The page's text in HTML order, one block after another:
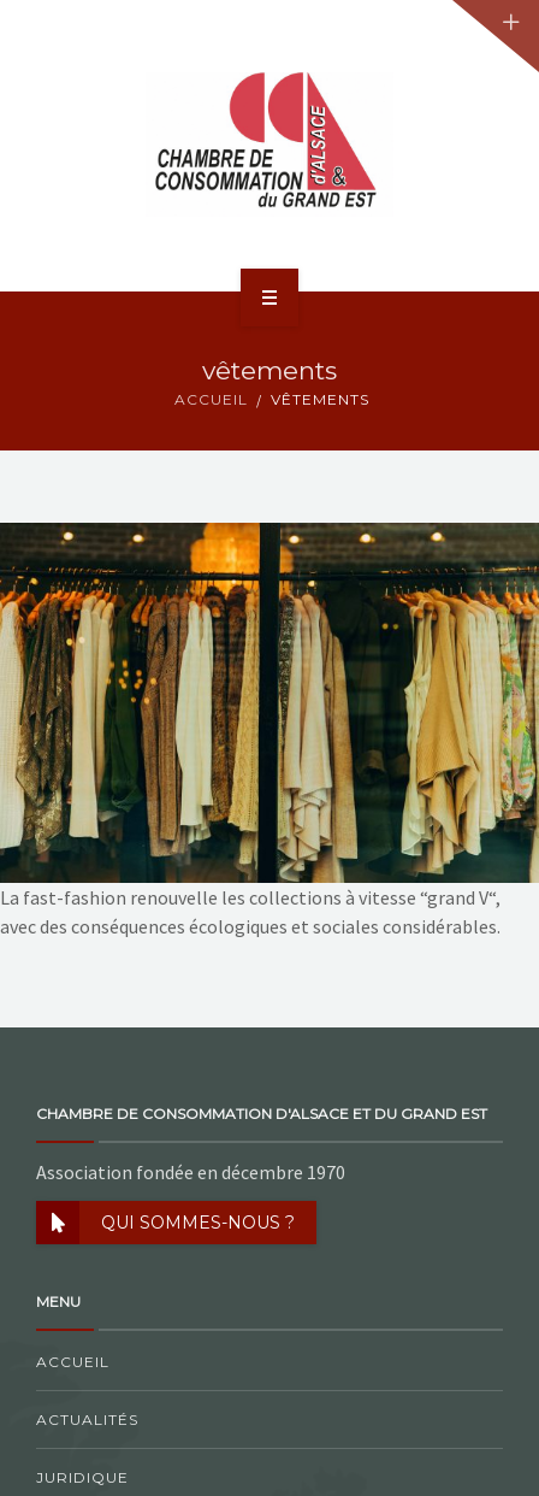
NOS ACTIONS
CONTACT
vêtements
ACCUEIL VÊTEMENTS
La fast-fashion renouvelle les collections à vitesse “grand V“,
avec des conséquences écologiques et sociales considérables.
CHAMBRE DE CONSOMMATION D'ALSACE ET DU GRAND EST
Association fondée en décembre 1970
QUI SOMMES-NOUS ?
MENU
ACCUEIL
ACTUALITÉS
JURIDIQUE